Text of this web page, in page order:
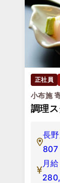
正社員
小布施
調理
長
807
月